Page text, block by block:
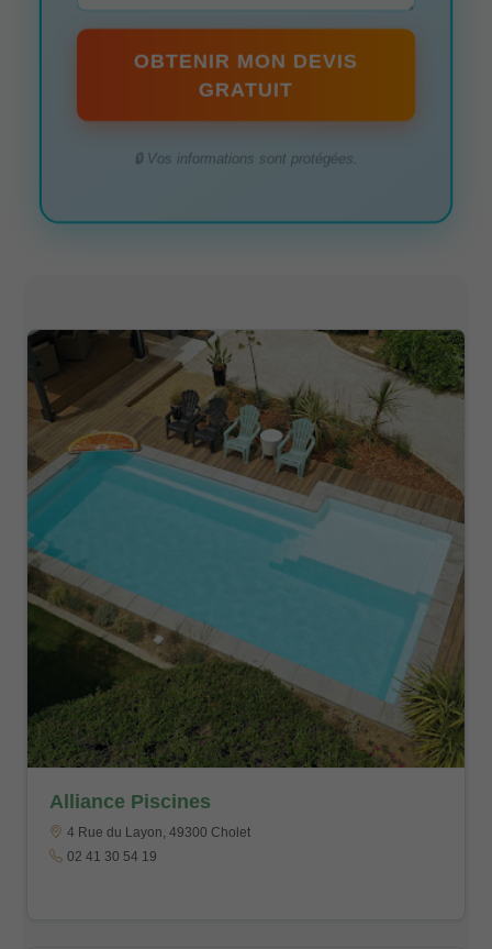
OBTENIR MON DEVIS
GRATUIT
🔒 Vos informations sont protégées.
Alliance Piscines
4 Rue du Layon, 49300 Cholet
02 41 30 54 19